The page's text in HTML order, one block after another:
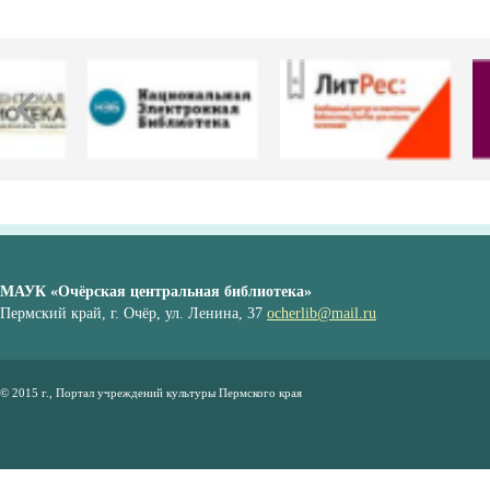
МАУК «Очёрская центральная библиотека»
Пермский край, г. Очёр, ул. Ленина, 37 ocherlib@mail.ru
© 2015 г., Портал учреждений культуры Пермского края